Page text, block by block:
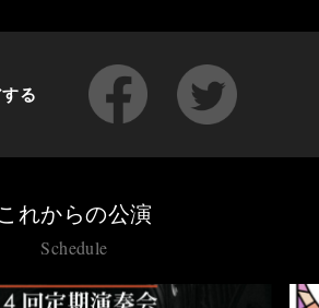
る
れからの公演
Schedule